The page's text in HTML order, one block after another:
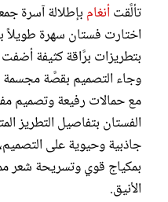
تألَّقتأنغام بإطلالة آسرة
اختارت فستان سهرة طويلاً
بتطريزات برَّاقة كثيفة أضفت
وجاء التصميم بقصَّة مجسمة
مع حمالات رفيعة وتصميم
الفستان بتفاصيل التطريز
جاذبية وحيوية على التصميم،
بمكياج قوي وتسريحة شعر
الأنيق.